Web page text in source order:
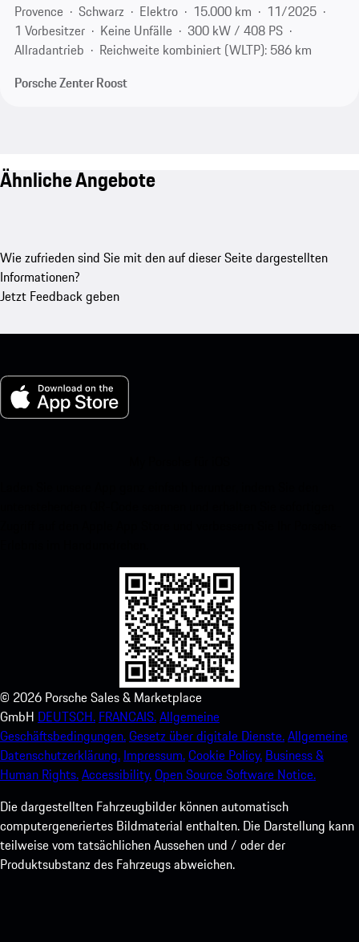
Provence
Schwarz Elektro 15.000 km
11/2025
1 Vorbesitzer
Keine Unfälle
300 kW / 408 PS
Allradantrieb
Reichweite kombiniert (WLTP): 586 km
Porsche Zenter Roost
Ähnliche Angebote
Wie zufrieden sind Sie mit den auf dieser Seite dargestellten
Informationen?
Jetzt Feedback geben
© 2026 Porsche Sales & Marketplace
GmbH DEUTSCH. FRANCAIS.Allgemeine
Geschäftsbedingungen.Gesetz über digitale Dienste.Allgemeine
Datenschutzerklärung. Impressum.Cookie Policy. Business &
Human Rights.Accessibility.Open Source Software Notice.
Die dargestellten Fahrzeugbilder können automatisch
computergeneriertes Bildmaterial enthalten. Die Darstellung kann
teilweise vom tatsächlichen Aussehen und / oder der
Produktsubstanz des Fahrzeugs abweichen.